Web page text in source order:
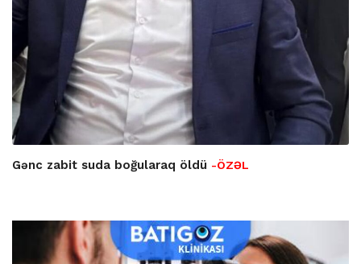
Gənc zabit suda boğularaq öldü -ÖZƏL